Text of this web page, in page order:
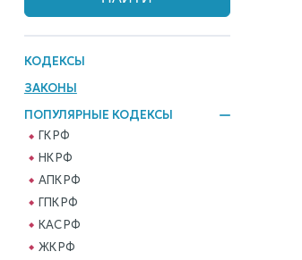
КОДЕКСЫ
ЗАКОНЫ
ПОПУЛЯРНЫЕ КОДЕКСЫ
ГК РФ
НК РФ
АПК РФ
ГПК РФ
КАС РФ
ЖК РФ